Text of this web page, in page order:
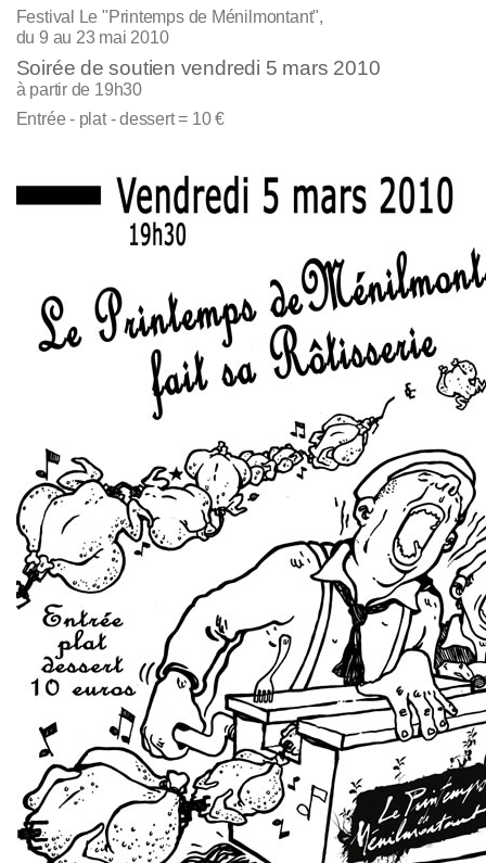
Festival Le "Printemps de Ménilmontant",
du 9 au 23 mai 2010
Soirée de soutien vendredi 5 mars 2010
à partir de 19h30
Entrée - plat - dessert = 10 €